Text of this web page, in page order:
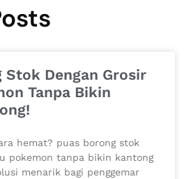
Stok Dengan Grosir
Tanpa Bikin
hemat? puas borong stok
pokemon tanpa bikin kantong
menarik bagi penggemar